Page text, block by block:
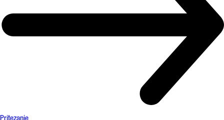
Pritezanje